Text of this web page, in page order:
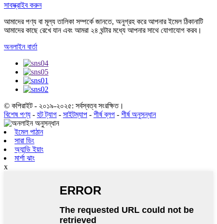
সাবস্ক্রাইব করুন
আমাদের পণ্য বা মূল্য তালিকা সম্পর্কে জানতে, অনুগ্রহ করে আপনার ইমেল ঠিকানাটি
আমাদের কাছে রেখে যান এবং আমরা ২৪ ঘন্টার মধ্যে আপনার সাথে যোগাযোগ করব।
অনলাইন বার্তা
© কপিরাইট - ২০১৯-২০২৫: সর্বস্বত্ব সংরক্ষিত।
বিশেষ পণ্য - হট ট্যাগ - সাইটম্যাপ - শীর্ষ ব্লগ - শীর্ষ অনুসন্ধান
ইমেল পাঠান
সারা ডিং
অ্যান্ডি ইয়াং
মার্শা ঝাং
x